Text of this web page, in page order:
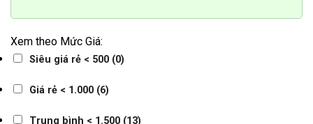
Xem theo Mức Giá:
Siêu giá rẻ < 500 (0)
Giá rẻ < 1.000 (6)
Trung bình < 1.500 (13)